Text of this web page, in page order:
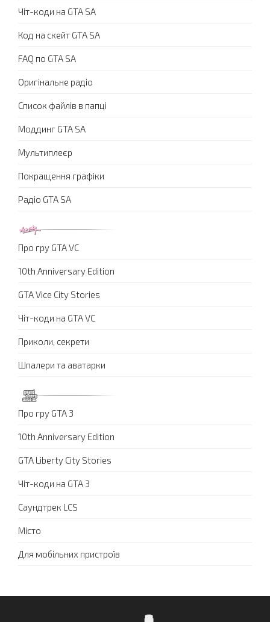
Чіт-коди на GTA SA
Код на скейт GTA SA
FAQ по GTA SA
Оригінальне радіо
Список файлів в папці
Моддинг GTA SA
Мультиплеєр
Покращення графіки
Радіо GTA SA
Про гру GTA VC
10th Anniversary Edition
GTA Vice City Stories
Чіт-коди на GTA VC
Приколи, секрети
Шпалери та аватарки
Про гру GTA 3
10th Anniversary Edition
GTA Liberty City Stories
Чіт-коди на GTA 3
Саундтрек LCS
Місто
Для мобільних пристроїв